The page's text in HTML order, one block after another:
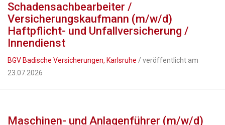
Schadensachbearbeiter /
Versicherungskaufmann (m/w/d)
Haftpflicht- und Unfallversicherung /
Innendienst
BGV Badische Versicherungen, Karlsruhe / veröffentlicht am
23.07.2026
Maschinen- und Anlagenführer (m/w/d)